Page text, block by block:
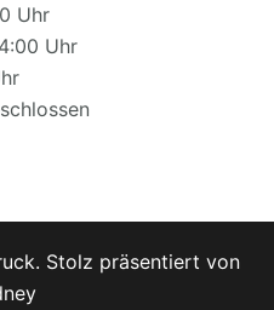
Uhr
Uhr
Stolz präsentiert von